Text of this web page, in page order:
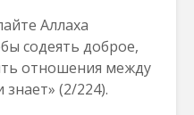
Аллаха
содеять доброе,
отношения между
(2/224).